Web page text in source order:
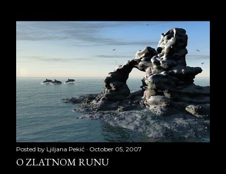
Posted by Ljiljana Pekić October 05, 2007
O ZLATNOM RUNU